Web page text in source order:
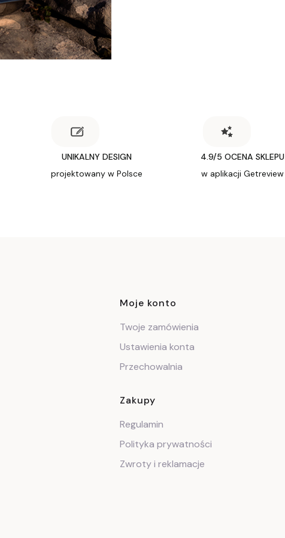
UNIKALNY DESIGN
projektowany w Polsce
4.9/5 OCENA SKLEPU
w aplikacji Getreview
Linki w stopce
Moje konto
Twoje zamówienia
Ustawienia konta
Przechowalnia
Zakupy
Regulamin
Polityka prywatności
Zwroty i reklamacje